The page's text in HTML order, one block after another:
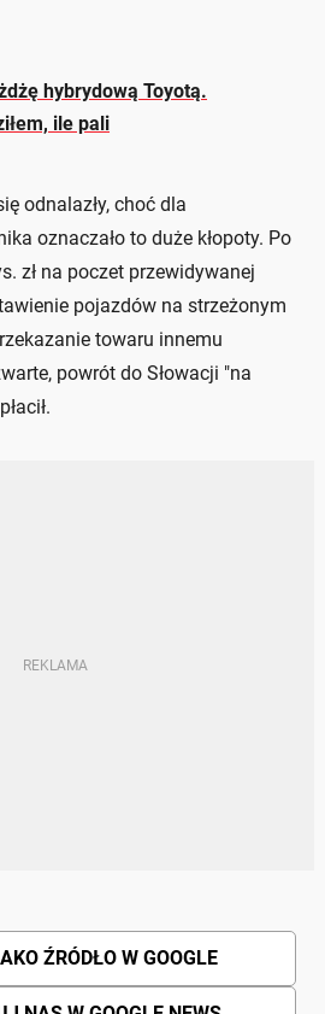
hybrydową Toyotą.
ile pali
odnalazły, choć dla
oznaczało to duże kłopoty. Po
zł na poczet przewidywanej
pojazdów na strzeżonym
towaru innemu
powrót do Słowacji "na
ŹRÓDŁO W GOOGLE